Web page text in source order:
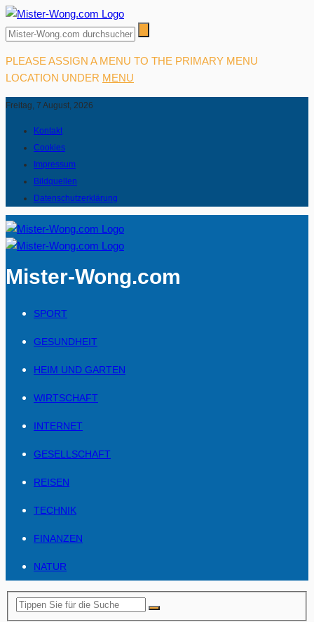
PLEASE ASSIGN A MENU TO THE PRIMARY MENU
LOCATION UNDER MENU
Freitag, 7 August, 2026
Kontakt
Cookies
Impressum
Bildquellen
Datenschutzerklärung
Mister-Wong.com
SPORT
GESUNDHEIT
HEIM UND GARTEN
WIRTSCHAFT
INTERNET
GESELLSCHAFT
REISEN
TECHNIK
FINANZEN
NATUR